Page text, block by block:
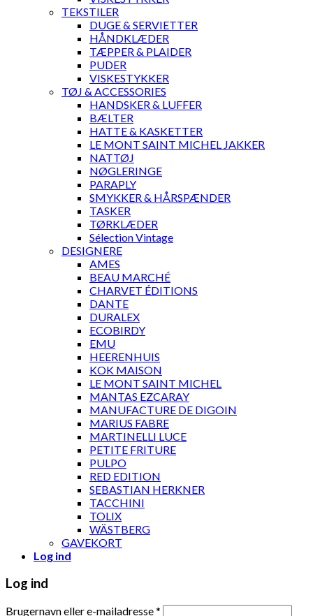
TEKSTILER
DUGE & SERVIETTER
HÅNDKLÆDER
TÆPPER & PLAIDER
PUDER
VISKESTYKKER
TØJ & ACCESSORIES
HANDSKER & LUFFER
BÆLTER
HATTE & KASKETTER
LE MONT SAINT MICHEL JAKKER
NATTØJ
NØGLERINGE
PARAPLY
SMYKKER & HÅRSPÆNDER
TASKER
TØRKLÆDER
Sélection Vintage
DESIGNERE
AMES
BEAU MARCHÉ
CHARVET ÉDITIONS
DANTE
DURALEX
ECOBIRDY
EMU
HEERENHUIS
KOK MAISON
LE MONT SAINT MICHEL
MANTAS EZCARAY
MANUFACTURE DE DIGOIN
MARIUS FABRE
MARTINELLI LUCE
PETITE FRITURE
PULPO
RED EDITION
SEBASTIAN HERKNER
TACCHINI
TOLIX
WÄSTBERG
GAVEKORT
Log ind
Log ind
Brugernavn eller e-mailadresse*